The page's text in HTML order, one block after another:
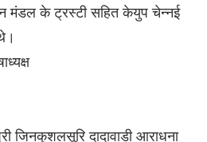
मंडल के ट्रस्टी सहित केयुप चेन्नई
जिनकुशलसूरि दादावाडी आराधना